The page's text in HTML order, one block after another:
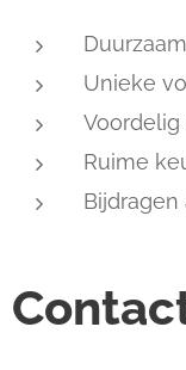
Unieke
Ruime